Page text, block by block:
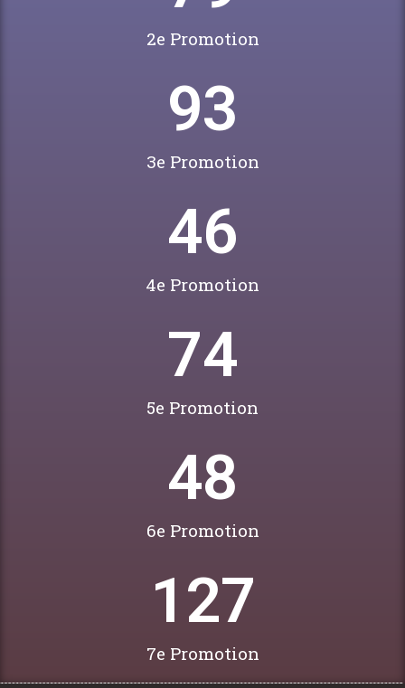
2e Promotion
93
3e Promotion
46
4e Promotion
74
5e Promotion
48
6e Promotion
127
7e Promotion